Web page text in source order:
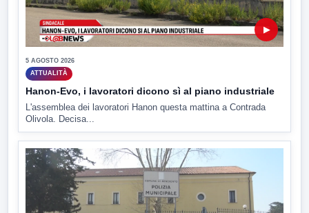
▶
5 AGOSTO 2026
ATTUALITÀ
Hanon-Evo, i lavoratori dicono sì al piano industriale
L'assemblea dei lavoratori Hanon questa mattina a Contrada
Olivola. Decisa...